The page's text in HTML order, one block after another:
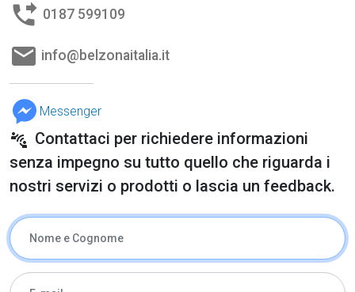
phone_forwarded 0187 599109​
email info@belzonaitalia.it
Messenger
connect_without_contact Contattaci per richiedere informazioni
senza impegno su tutto quello che riguarda i
nostri servizi o prodotti o lascia un feedback.
Nome & Cognome
E-Mail